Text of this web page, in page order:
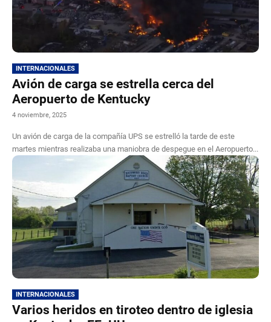
INTERNACIONALES
Avión de carga se estrella cerca del
Aeropuerto de Kentucky
4 noviembre, 2025
Un avión de carga de la compañía UPS se estrelló la tarde de este
martes mientras realizaba una maniobra de despegue en el Aeropuerto...
INTERNACIONALES
Varios heridos en tiroteo dentro de iglesia